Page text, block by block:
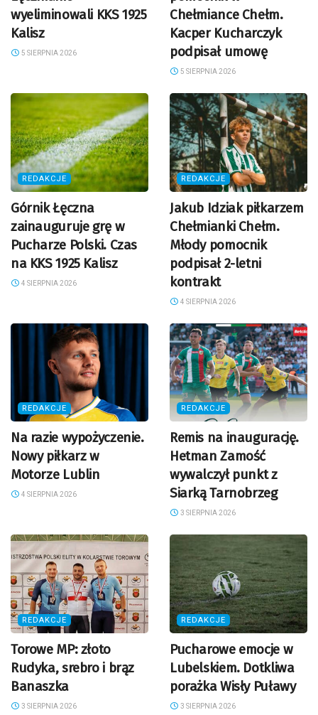
wyeliminowali KKS 1925
Kalisz
5 SIERPNIA 2026
Chełmiance Chełm.
Kacper Kucharczyk
podpisał umowę
5 SIERPNIA 2026
REDAKCJE
Górnik Łęczna
zainauguruje grę w
Pucharze Polski. Czas
na KKS 1925 Kalisz
4 SIERPNIA 2026
REDAKCJE
Jakub Idziak piłkarzem
Chełmianki Chełm.
Młody pomocnik
podpisał 2-letni
kontrakt
4 SIERPNIA 2026
REDAKCJE
Na razie wypożyczenie.
Nowy piłkarz w
Motorze Lublin
4 SIERPNIA 2026
REDAKCJE
Remis na inaugurację.
Hetman Zamość
wywalczył punkt z
Siarką Tarnobrzeg
3 SIERPNIA 2026
REDAKCJE
Torowe MP: złoto
Rudyka, srebro i brąz
Banaszka
3 SIERPNIA 2026
REDAKCJE
Pucharowe emocje w
Lubelskiem. Dotkliwa
porażka Wisły Puławy
3 SIERPNIA 2026